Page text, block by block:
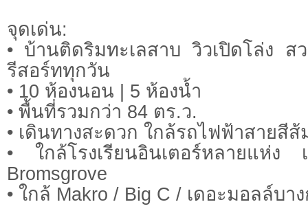
จุดเด่น:
• บ้านติดริมทะเลสาบ วิวเปิดโล่ง ส
รีสอร์ททุกวัน
• 10 ห้องนอน | 5 ห้องน้ำ
• พื้นที่รวมกว่า 84 ตร.ว.
• เดินทางสะดวก ใกล้รถไฟฟ้าสายสี
• ใกล้โรงเรียนอินเตอร์หลายแห่
Bromsgrove
• ใกล้ Makro / Big C / เดอะมอลล์บ